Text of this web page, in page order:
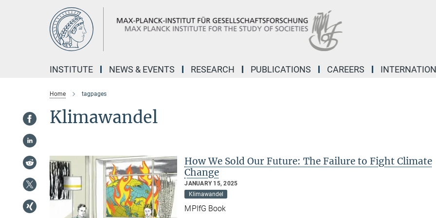
INSTITUTE NEWS & EVENTS RESEARCH PUBLICATIONS CAREERS
Home tagpages
Klimawandel
How We Sold Our Future: The Failure to Fight Climate
Change
JANUARY 15, 2025
Klimawandel
MPIfG Book